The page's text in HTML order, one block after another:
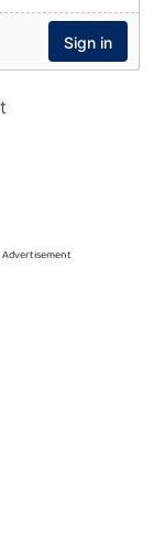
Advertisement